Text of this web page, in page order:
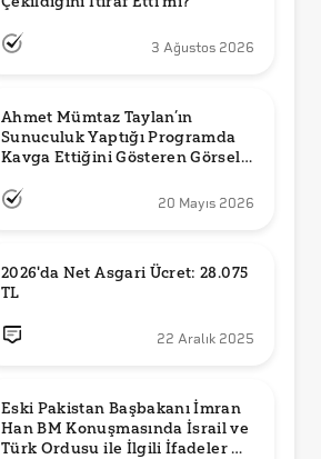
3 Ağustos 2026
Ahmet Mümtaz Taylan’ın
Sunuculuk Yaptığı Programda
Kavga Ettiğini Gösteren Görsel
20 Mayıs 2026
2026'da Net Asgari Ücret: 28.075
TL
22 Aralık 2025
Eski Pakistan Başbakanı İmran
Han BM Konuşmasında İsrail ve
Türk Ordusu ile İlgili İfadeler mi